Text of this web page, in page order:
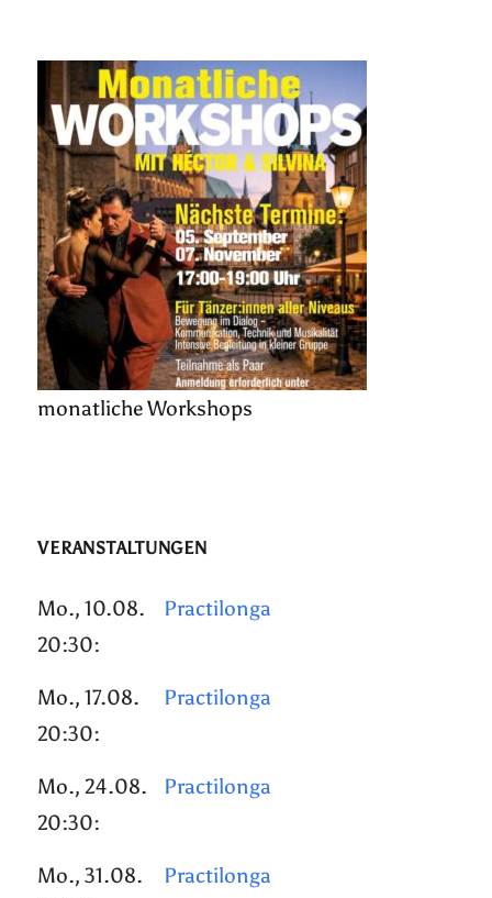
monatliche Workshops
VERANSTALTUNGEN
Mo., 10.08.
20:30:
Practilonga
Mo., 17.08.
20:30:
Practilonga
Mo., 24.08.
20:30:
Practilonga
Mo., 31.08.
Practilonga